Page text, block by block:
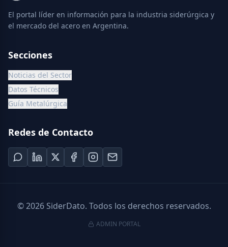
El portal líder en información para la industria siderúrgica y
el mercado del acero en Argentina.
Secciones
Noticias del Sector
Datos Técnicos
Guía Metalúrgica
Redes de Contacto
©2026SiderDato. Todos los derechos reservados.
ADMIN PORTAL